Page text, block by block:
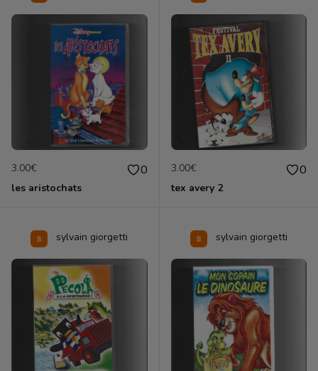
3.00€ 0
les aristochats
3.00€ 0
tex avery 2
sylvain giorgetti sylvain giorgetti